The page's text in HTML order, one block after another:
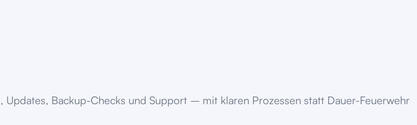
Backup-Checks und Support – mit klaren Prozessen statt Dauer-Feuerwehr